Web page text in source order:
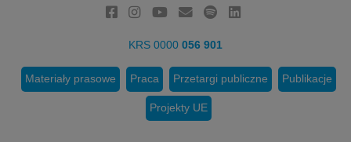
KRS 0000 056 901
Materiały prasowe Praca Przetargi publiczne Publikacje
Projekty UE